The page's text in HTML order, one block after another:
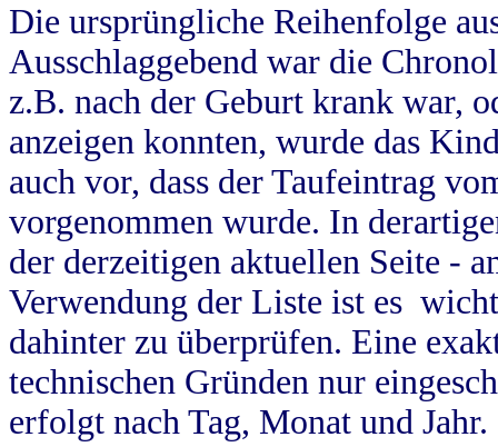
Die ursprüngliche Reihenfolge
Ausschlaggebend war die
z.B. nach der Geburt krank war,
anzeigen konnten, wurde das
auch vor, dass der Taufeintrag
vorgenommen wurde. In
der derzeitigen aktuellen Seite -
Verwendung der Liste ist es
dahinter zu überprüfen. Eine
technischen Gründen nur
erfolgt nach Tag, Monat und Jahr.